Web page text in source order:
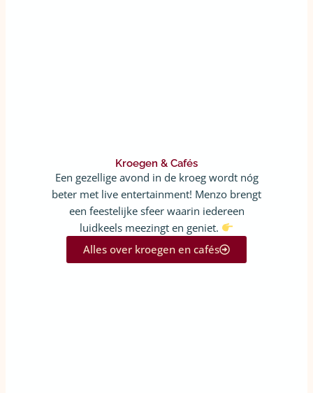
Kroegen & Cafés
Een gezellige avond in de kroeg wordt nóg
beter met live entertainment! Menzo brengt
een feestelijke sfeer waarin iedereen
luidkeels meezingt en geniet.
Alles over kroegen en cafés